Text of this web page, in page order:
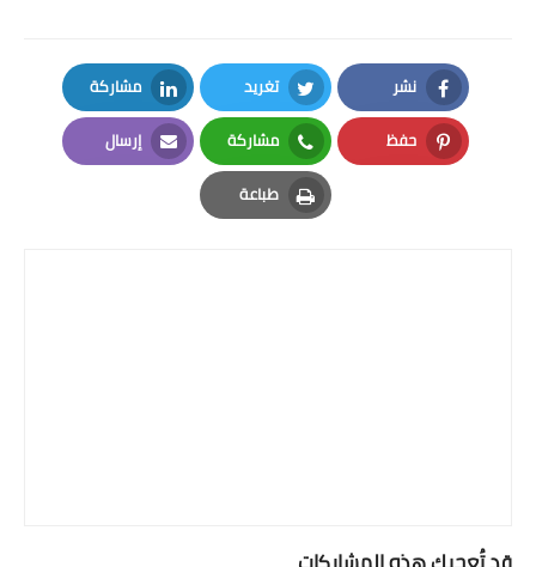
نشر
Facebook
تغريد
Twitter
مشاركة
LinkedIn
حفظ
Pinterest
مشاركة
Whatsapp
إرسال
Email
طباعة
Print